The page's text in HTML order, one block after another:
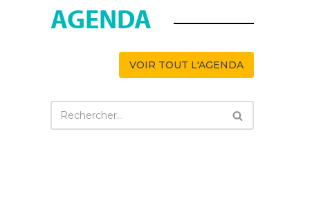
AGENDA
VOIR TOUT L'AGENDA